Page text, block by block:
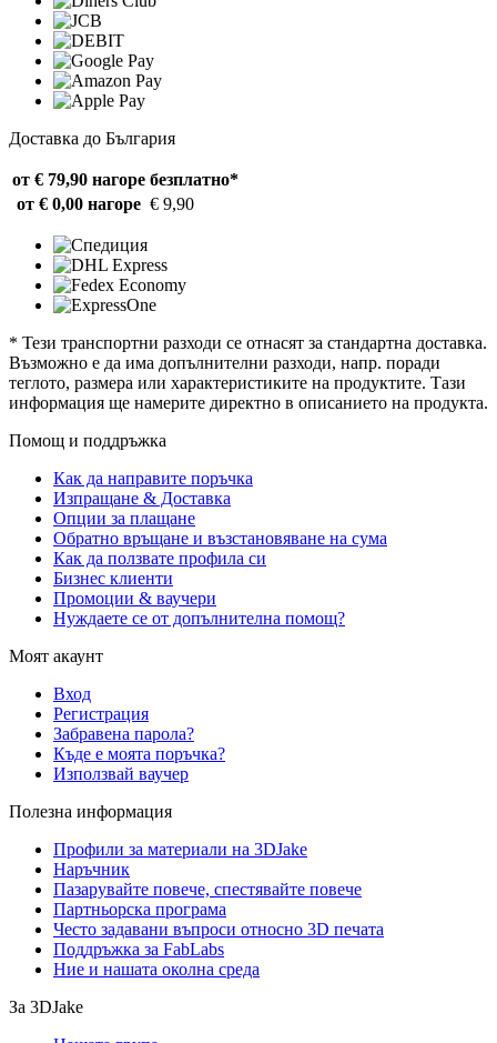
Доставка до България
от € 79,90 нагоре безплатно*
от € 0,00 нагоре € 9,90
* Тези транспортни разходи се отнасят за стандартна доставка.
Възможно е да има допълнителни разходи, напр. поради
теглото, размера или характеристиките на продуктите. Тази
информация ще намерите директно в описанието на продукта.
Помощ и поддръжка
Как да направите поръчка
Изпращане & Доставка
Опции за плащане
Обратно връщане и възстановяване на сума
Как да ползвате профила си
Бизнес клиенти
Промоции & ваучери
Нуждаете се от допълнителна помощ?
Моят акаунт
Вход
Регистрация
Забравена парола?
Къде е моята поръчка?
Използвай ваучер
Полезна информация
Профили за материали на 3DJake
Наръчник
Пазарувайте повече, спестявайте повече
Партньорска програма
Често задавани въпроси относно 3D печата
Поддръжка за FabLabs
Ние и нашата околна среда
За 3DJake